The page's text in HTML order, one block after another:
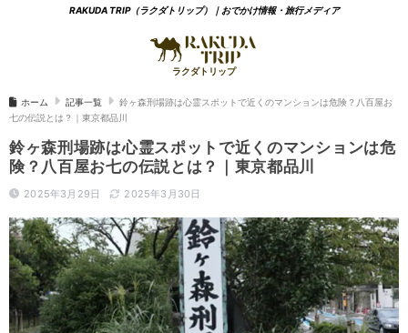
RAKUDA TRIP（ラクダトリップ）｜おでかけ情報・旅行メディア
ホーム 記事一覧
鈴ヶ森刑場跡は心霊スポットで近くのマンションは危険？八百屋お
七の伝説とは？｜東京都品川
鈴ヶ森刑場跡は心霊スポットで近くのマンションは危
険？八百屋お七の伝説とは？｜東京都品川
2025年3月29日 2025年3月30日